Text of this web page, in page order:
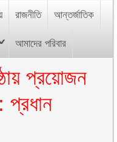
রাজনীতি আন্তর্জাতিক
আমাদের পরিবার
প্রয়োজন
প্রধান